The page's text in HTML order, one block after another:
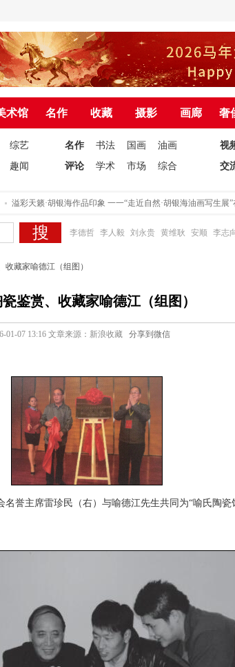
术馆 名作 收藏 摄影 画廊 奢
综艺
趣闻
名作 书法 国画
油画
评论
学术 市场 综合
视
交
溢彩天籁·胡银海作品印象 一一“走近自然·胡银海油画写生展”在
李德哲 李人毅 刘永贵 黄维耿 安顺 李志
收藏家喻德江（组图）
鉴赏、收藏家喻德江（组图）
01-07 13:16 文章来源：新浪收藏 分享到微信
名誉主席雷珍民（右）与喻德江先生共同为“喻氏陶瓷